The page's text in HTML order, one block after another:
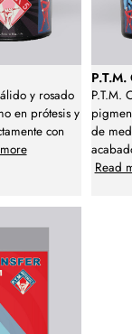
y rosado
en prótesis y
con
P.T.M.
de
Read